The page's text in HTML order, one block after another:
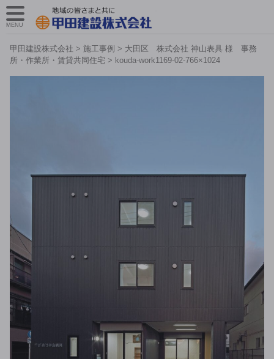
甲田建設株式会社 > 施工事例 > 大田区 株式会社 神山表具 様 事務
所・作業所・賃貸共同住宅 > kouda-work1169-02-766×1024
MENU